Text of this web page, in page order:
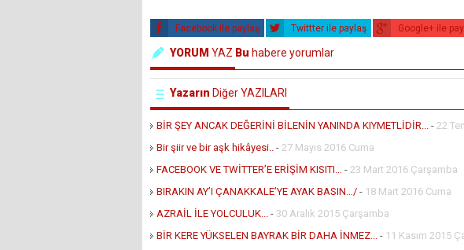
Facebook ile paylaş Twittter ile paylaş Google+ ile
YORUM YAZ Bu habere yorumlar
Yazarın Diğer YAZILARI
BİR ŞEY ANCAK DEĞERİNİ BİLENİN YANINDA KIYMETLİDİR... - 22
Bir şiir ve bir aşk hikâyesi.. - 27 Mayıs 2016 Cuma
FACEBOOK VE TWİTTER’E ERİŞİM KISITI…
- 23 Mart 2016 Çarşamba
BIRAKIN AY’I ÇANAKKALE’YE AYAK BASIN…/ - 18 Mart 2016 Cuma
AZRAİL İLE YOLCULUK...
- 30 Aralık 2015 Çarşamba
BİR KERE YÜKSELEN BAYRAK BİR DAHA İNMEZ...
- 11 Kasım 2015